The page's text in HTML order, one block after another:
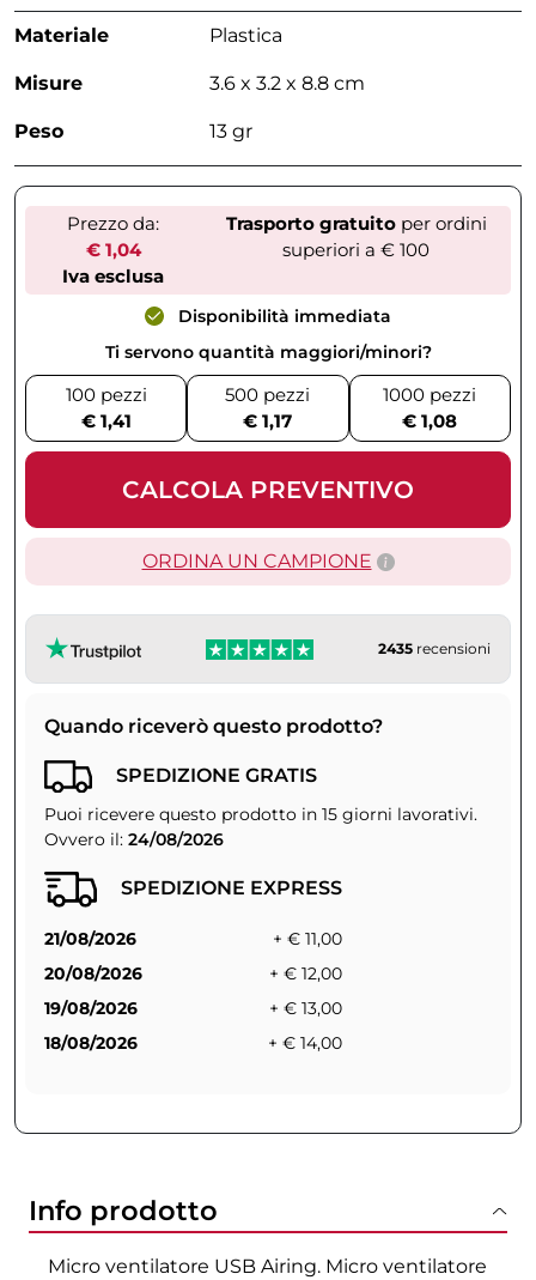
Materiale Plastica
Misure 3.6 x 3.2 x 8.8 cm
Peso 13 gr
Prezzo da:
€ 1,04
Iva esclusa
Trasporto gratuitoper ordini
superiori a € 100
Disponibilità immediata
Ti servono quantità maggiori/minori?
100 pezzi
€ 1,41
500 pezzi
€ 1,17
1000 pezzi
€ 1,08
CALCOLA PREVENTIVO
ORDINA UN CAMPIONE
2435 recensioni
Quando riceverò questo prodotto?
SPEDIZIONE GRATIS
Puoi ricevere questo prodotto in 15 giorni lavorativi.
Ovvero il: 24/08/2026
SPEDIZIONE EXPRESS
21/08/2026
+ € 11,00
20/08/2026
+ € 12,00
19/08/2026
+ € 13,00
18/08/2026
+ € 14,00
Info prodotto
Micro ventilatore USB Airing. Micro ventilatore